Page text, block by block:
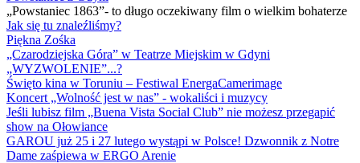
„Powstaniec 1863”- to długo oczekiwany film o wielkim bohaterze
Jak się tu znaleźliśmy?
Piękna Zośka
„Czarodziejska Góra” w Teatrze Miejskim w Gdyni
„WYZWOLENIE”...?
Święto kina w Toruniu – Festiwal EnergaCamerimage
Koncert „Wolność jest w nas” - wokaliści i muzycy
Jeśli lubisz film „Buena Vista Social Club” nie możesz przegapić
show na Ołowiance
GAROU już 25 i 27 lutego wystąpi w Polsce! Dzwonnik z Notre
Dame zaśpiewa w ERGO Arenie